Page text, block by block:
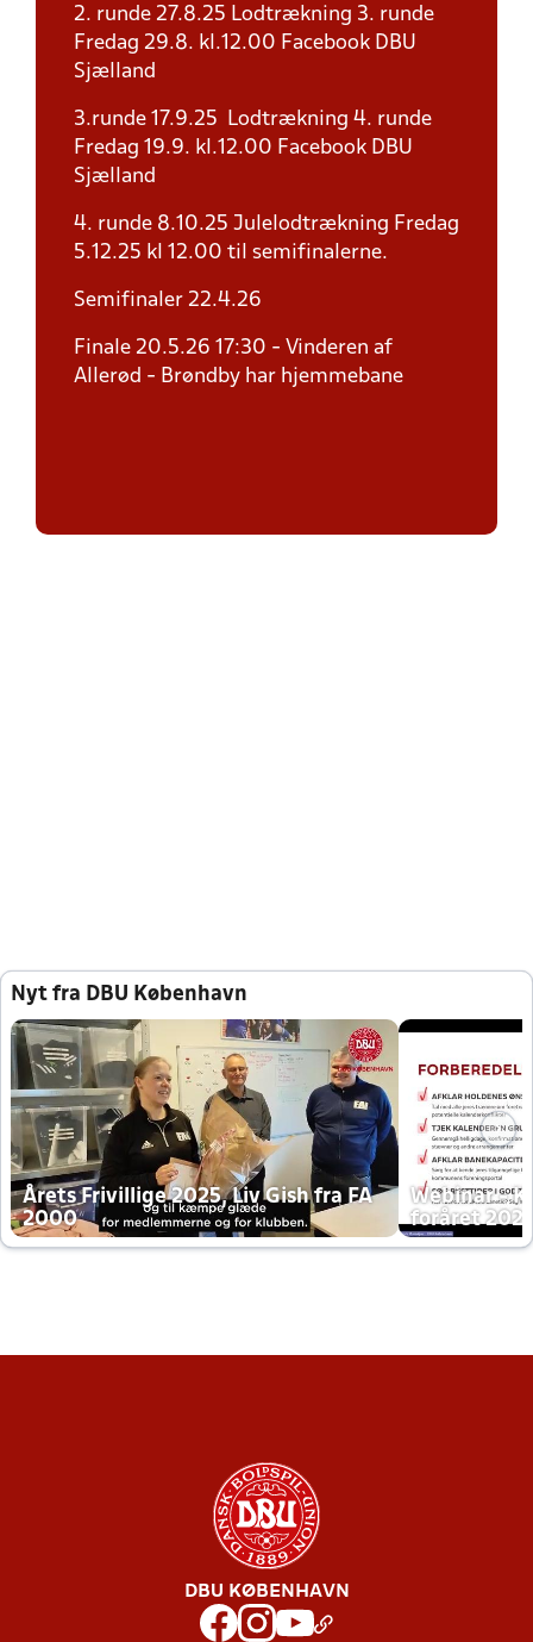
2. runde 27.8.25 Lodtrækning 3. runde
Fredag 29.8. kl.12.00 Facebook DBU
Sjælland
3.runde 17.9.25 Lodtrækning 4. runde
Fredag 19.9. kl.12.00 Facebook DBU
Sjælland
4. runde 8.10.25 Julelodtrækning Fredag
5.12.25 kl 12.00 til semifinalerne.
Semifinaler 22.4.26
Finale 20.5.26 17:30 - Vinderen af
Allerød - Brøndby har hjemmebane
Nyt fra DBU København
Årets Frivillige 2025, Liv Gish fra FA
2000
Webinar -
foråret
DBU KØBENHAVN